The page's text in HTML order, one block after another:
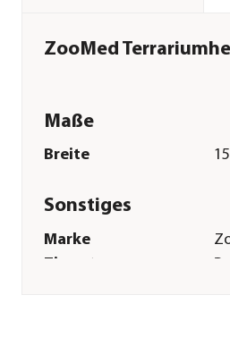
ZooMed
Maße
Breite
Sonstiges
Marke
Tierart